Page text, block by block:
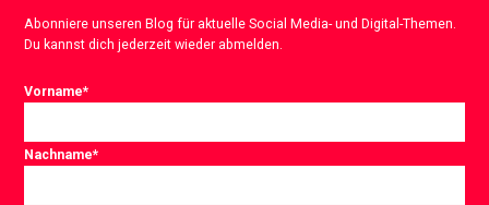
Abonniere unseren Blog für aktuelle Social Media- und Digital-Themen.
Du kannst dich jederzeit wieder abmelden.
Vorname*
Nachname*